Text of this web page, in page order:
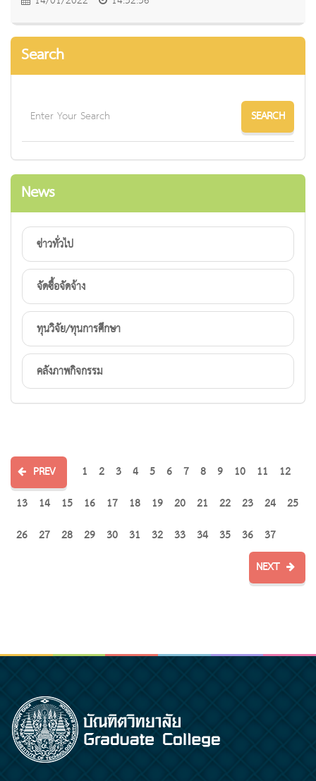
Search
News
ข่าวทั่วไป
จัดซื้อจัดจ้าง
ทุนวิจัย/ทุนการศึกษา
คลังภาพกิจกรรม
PREV 1 2 3 4 5 6 7 8 9 10 11
12
13
14 15 16 17 18 19 20 21 22 23 24 25
26 27 28 29 30 31 32 33 34 35 36 37
NEXT